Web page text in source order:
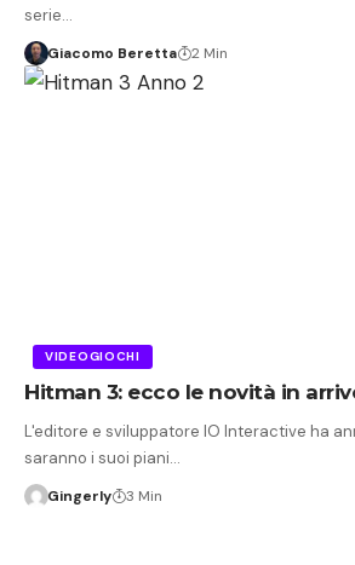
serie…
Giacomo Beretta 2 Min
VIDEOGIOCHI
Hitman 3: ecco le novità in
L'editore e sviluppatore IO Interactive ha
saranno i suoi piani…
Gingerly 3 Min